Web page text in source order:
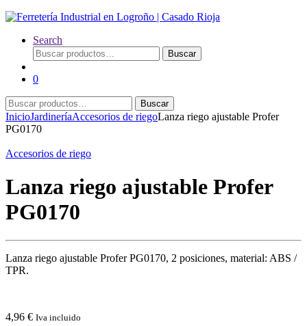
Search
Buscar
por:
Buscar
0
Buscar
por:
Buscar
InicioJardineríaAccesorios de riegoLanza riego ajustable Profer
PG0170
Accesorios de riego
Lanza riego ajustable Profer
PG0170
Lanza riego ajustable Profer PG0170, 2 posiciones, material: ABS /
TPR.
4,96 € Iva incluido